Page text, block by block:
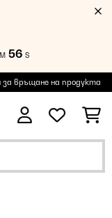
M 56 S
за връщане на продукта